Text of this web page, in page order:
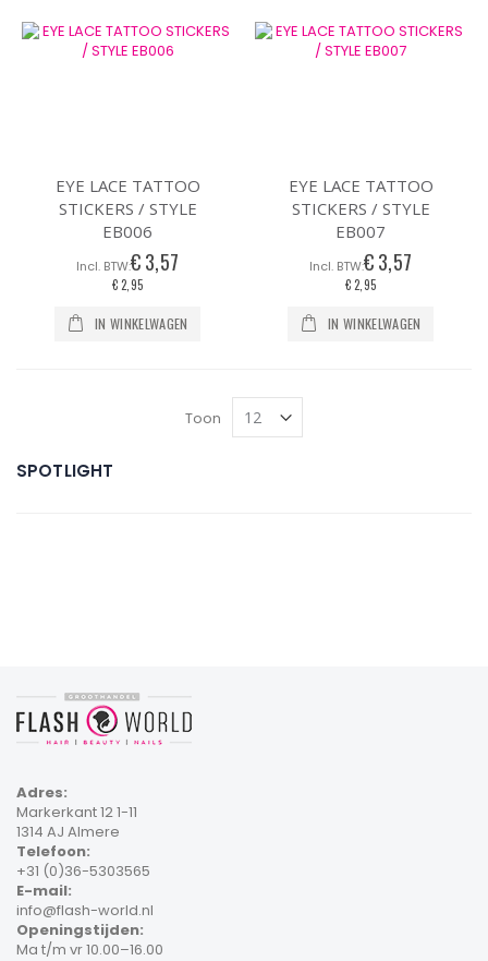
EYE LACE TATTOO
STICKERS / STYLE
EB006
€ 3,57
€ 2,95
IN WINKELWAGEN
EYE LACE TATTOO
STICKERS / STYLE
EB007
€ 3,57
€ 2,95
IN WINKELWAGEN
Toon
SPOTLIGHT
Adres:
Markerkant 12 1-11
1314 AJ Almere
Telefoon:
+31 (0)36-5303565
E-mail:
info@flash-world.nl
Openingstijden:
Ma t/m vr 10.00–16.00